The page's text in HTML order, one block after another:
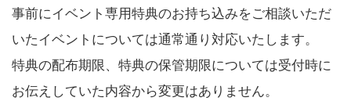
事前にイベント専用特典のお持ち込みをご相談いただ
いたイベントについては通常通り対応いたします。
特典の配布期限、特典の保管期限については受付時に
お伝えしていた内容から変更はありません。